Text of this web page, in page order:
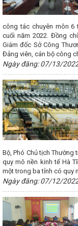
chuyển đổi số
thương mại quốc
ty TNHH MTV Vận
bình đẳng giới là
QUÝ I NĂM 2023
Việt Nam năm
các biện pháp ứng
Hà Tĩnh trong giai
nhờ ứng dụng
phấn đấu thành lập
Hà Tĩnh tại Hội chợ
toàn quốc từ 01/6/
chức thành công Đại
chợ triển lãm hàng
Phiên đàm phán lần
Lễ chuyển
Công Thương Hà
niềm vui, tình
Tuyên giáo và Dân
gia Hội chợ mùa Thu
THƯƠNG ĐỊA
NHẬP KHẨU NĂM
sản Hà Tĩnh chinh
Tĩnh thành lập Cụm
công tác chuyên môn 6
cuối năm 2022. Đồng
Giám đốc Sở Công
Đảng viên, cán bộ công
Ngày đăng: 07/13/
Bộ, Phó Chủ tịch Thường
quy mô nền kinh tế Hà
một trong ba tỉnh có quy
Ngày đăng: 07/12/